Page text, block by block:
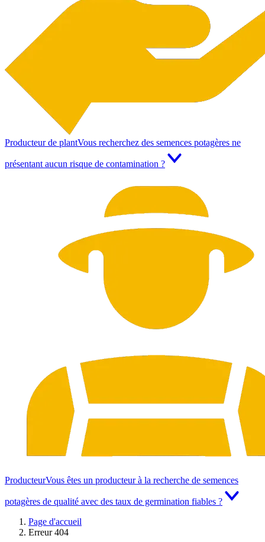
Producteur de plantVous recherchez des semences potagères ne
présentant aucun risque de contamination ?
ProducteurVous êtes un producteur à la recherche de semences
potagères de qualité avec des taux de germination fiables ?
Page d'accueil
Erreur 404